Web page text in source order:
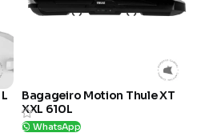
Bagageiro Motion Thule XT
XXL 610L
WhatsApp